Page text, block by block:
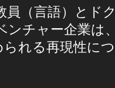
員（言語）とド
ンチャー企業は
れる再現性に